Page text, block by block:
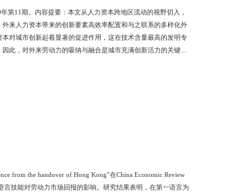
第11期。内容提要：本文从人力资本跨地区流动的视野切入，
来人力资本带来的创新要素高效率配置和与之联系的多样化外
对城市创新起着显著的促进作用，这在技术含量最高的发明专
此，对外来劳动力的吸纳与融合是城市充满创新活力的关键。
from the handover of Hong Kong”在China Economic Review
技能对劳动力市场回报的影响。研究结果表明，在第一语言为